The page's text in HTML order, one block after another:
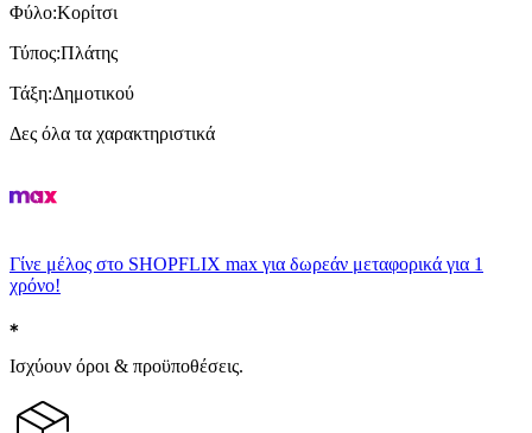
Φύλο:Κορίτσι
Τύπος:Πλάτης
Τάξη:Δημοτικού
Δες όλα τα χαρακτηριστικά
Γίνε μέλος στο SHOPFLIX max για δωρεάν μεταφορικά για 1
χρόνο!
Ισχύουν όροι & προϋποθέσεις.